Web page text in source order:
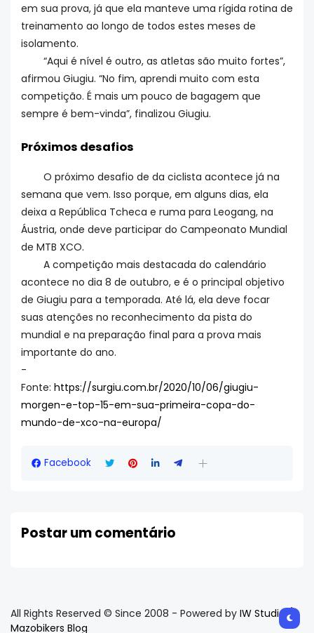
em sua prova, já que ela manteve uma rígida rotina de
treinamento ao longo de todos estes meses de
isolamento.
“Aqui é nível é outro, as atletas são muito fortes”,
afirmou Giugiu. “No fim, aprendi muito com esta
competição. É mais um pouco de bagagem que
sempre é bem-vinda”, finalizou Giugiu.
Próximos desafios
O próximo desafio de da ciclista acontece já na
semana que vem. Isso porque, em alguns dias, ela
deixa a República Tcheca e ruma para Leogang, na
Áustria, onde deve participar do Campeonato Mundial
de MTB XCO.
A competição mais destacada do calendário
acontece no dia 8 de outubro, e é o principal objetivo
de Giugiu para a temporada. Até lá, ela deve focar
suas atenções no reconhecimento da pista do
mundial e na preparação final para a prova mais
importante do ano.
-
Fonte: https://surgiu.com.br/2020/10/06/giugiu-
morgen-e-top-15-em-sua-primeira-copa-do-
mundo-de-xco-na-europa/
Facebook
Postar um comentário
All Rights Reserved © Since 2008 - Powered by IW Studio /
Mazobikers Blog